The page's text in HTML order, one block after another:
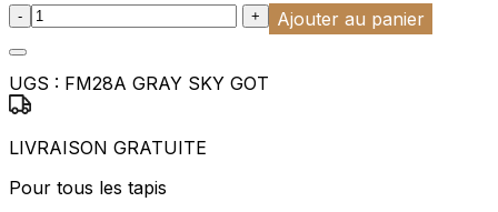
:product_name quantity
- + Ajouter au panier
UGS : FM28A GRAY SKY GOT
LIVRAISON GRATUITE
Pour tous les tapis